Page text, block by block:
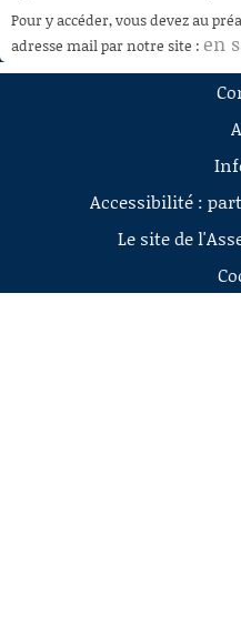
RECHERCHE
AIDE À LA DÉCOUPE
DE VIDÉOS
Pour y accéder, vous devez au
adresse mail par notre site : en
Accessibilité :
Le site de